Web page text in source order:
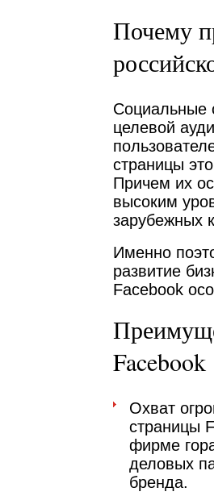
Почему
Социальные
целевой
страницы
Причем их
высоким
зарубежных
Именно
развитие
Facebook
Facebook
Охват
страницы
фирме
деловых
бренда.